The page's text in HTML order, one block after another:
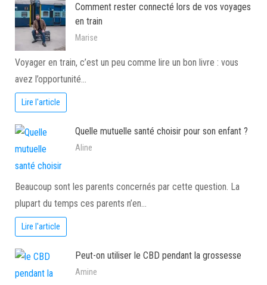
Comment rester connecté lors de vos voyages
en train
Marise
Voyager en train, c’est un peu comme lire un bon livre : vous
avez l’opportunité…
Lire l'article
Quelle mutuelle santé choisir pour son enfant ?
Aline
Beaucoup sont les parents concernés par cette question. La
plupart du temps ces parents n’en…
Lire l'article
Peut-on utiliser le CBD pendant la grossesse
Amine